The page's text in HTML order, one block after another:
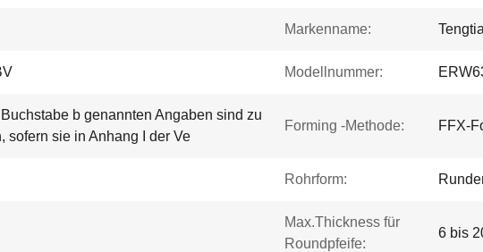
Markenname:
Modellnummer:
b genannten Angaben sind zu
sofern sie in Anhang I der Ve
Forming -Methode: FFX-
Rohrform:
Max.Thickness für
Roundpfeife:
6 bis